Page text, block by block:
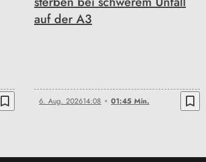
bookmark_border
auf der A3
6. Aug. 202614:08 01:45 Min. bookmark_border